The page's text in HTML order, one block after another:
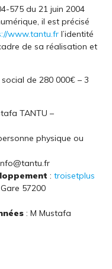
575 du 21 juin 2004
il est précisé
www.tantu.fr l’identité
de sa réalisation et
de 280 000€ – 3
TANTU –
physique ou
:troisetplus
57200
: M Mustafa